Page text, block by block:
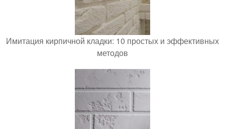
Имитация кирпичной кладки: 10 простых и эффективных
методов